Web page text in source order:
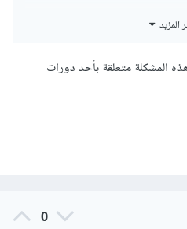
المزيد
المشكلة متعلقة بأحد دورات
0